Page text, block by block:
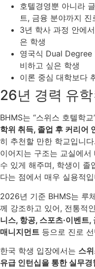
호텔경영뿐 아니라
트, 금융 분야까지
3년 학사 과정 안에
은 학생
영국식 Dual Degree
비하고 싶은 학생
이론 중심 대학보다
26년 경력 유
BHMS는 “스위스 호텔학
학위 취득, 졸업 후 커리어
히 추천할 만한 학교입니다.
이어지는 구조는 교실에
수 있게 해주며, 학생이 졸
다는 점에서 매우 실용적
2026년 기준 BHMS는 루
께 강조하고 있어, 전통적
니스, 항공, 스포츠·이벤트
매니지먼트 등으로 진로
한국 학생 입장에서는 스
유급 인턴십을 통한 실무